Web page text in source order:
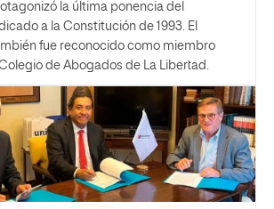
la última ponencia del
a la Constitución de 1993. El
fue reconocido como miembro
de Abogados de La Libertad.